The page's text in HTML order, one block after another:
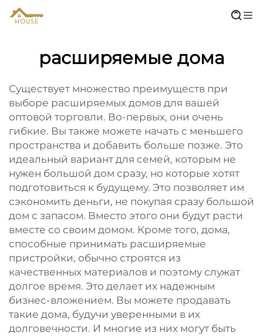
расширяемые дома
Существует множество преимуществ при
выборе расширяемых домов для вашей
оптовой торговли. Во-первых, они очень
гибкие. Вы также можете начать с меньшего
пространства и добавить больше позже. Это
идеальный вариант для семей, которым не
нужен большой дом сразу, но которые хотят
подготовиться к будущему. Это позволяет им
сэкономить деньги, не покупая сразу большой
дом с запасом. Вместо этого они будут расти
вместе со своим домом. Кроме того, дома,
способные принимать расширяемые
пристройки, обычно строятся из
качественных материалов и поэтому служат
долгое время. Это делает их надежным
бизнес-вложением. Вы можете продавать
такие дома, будучи уверенными в их
долговечности. И многие из них могут быть